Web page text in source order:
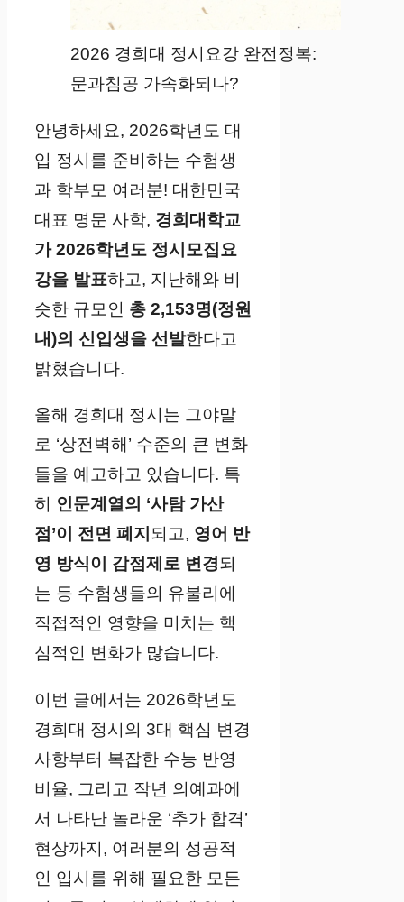
2026 경희대 정시요강 완전정복:
문과침공 가속화되나?
안녕하세요, 2026학년도 대
입 정시를 준비하는 수험생
과 학부모 여러분! 대한민국
대표 명문 사학, 경희대학교
가 2026학년도 정시모집요
강을 발표하고, 지난해와 비
슷한 규모인 총 2,153명(정원
내)의 신입생을 선발한다고
밝혔습니다.
올해 경희대 정시는 그야말
로 ‘상전벽해’ 수준의 큰 변화
들을 예고하고 있습니다. 특
히 인문계열의 ‘사탐 가산
점’이 전면 폐지 되고, 영어 반
영 방식이 감점제로 변경되
는 등 수험생들의 유불리에
직접적인 영향을 미치는 핵
심적인 변화가 많습니다.
이번 글에서는 2026학년도
경희대 정시의 3대 핵심 변경
사항부터 복잡한 수능 반영
비율, 그리고 작년 의예과에
서 나타난 놀라운 ‘추가 합격’
현상까지, 여러분의 성공적
인 입시를 위해 필요한 모든